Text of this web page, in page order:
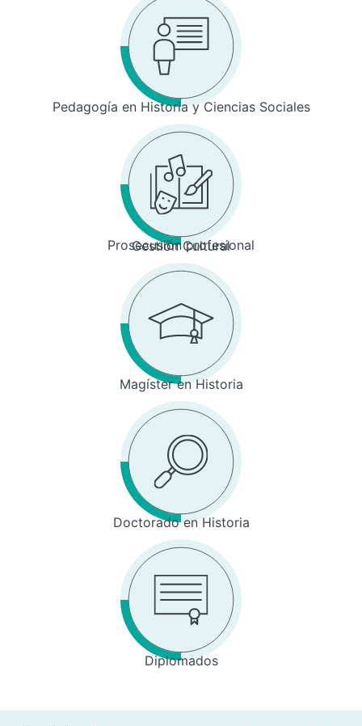
Pedagogía en Historia y Ciencias Sociales
Prosecusión profesional
Gestión Cultural
Magíster en Historia
Doctorado en Historia
Diplomados